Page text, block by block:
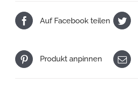
40
x
Auf Facebook teilen
Produkt anpinnen